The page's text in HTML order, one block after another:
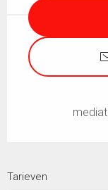
Tarieven